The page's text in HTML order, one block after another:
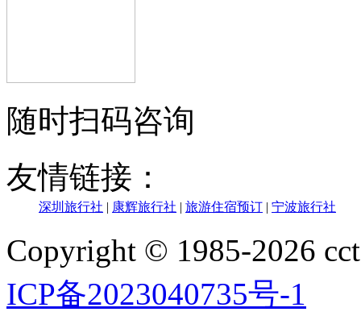
随时扫码咨询
友情链接：
深圳旅行社 | 康辉旅行社 | 旅游住宿预订 | 宁波旅行社
Copyright © 1985-2026
ICP备2023040735号-1